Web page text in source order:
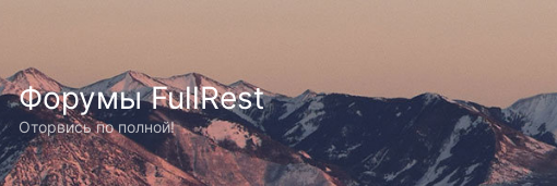
Форумы FullRest
Оторвись по полной!